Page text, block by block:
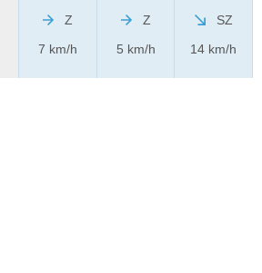
Z
7 km/h
Z
5 km/h
SZ
14 km/h